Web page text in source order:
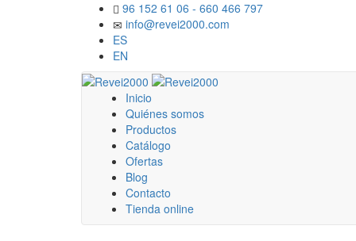
96 152 61 06 - 660 466 797
info@revei2000.com
ES
EN
Inicio
Quiénes somos
Productos
Catálogo
Ofertas
Blog
Contacto
Tienda online